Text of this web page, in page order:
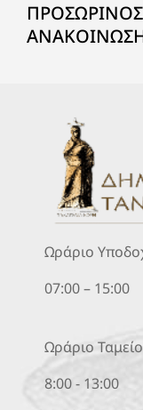
Ωράριο
07:00 – 15:00
Ωράριο
8:00 - 13:00